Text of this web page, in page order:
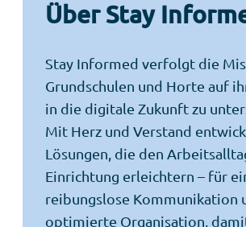
Über Stay
Stay Informed verfolgt die
Grundschulen und Horte auf
in die digitale Zukunft zu
Mit Herz und Verstand
Lösungen, die den
Einrichtung erleichtern – für
reibungslose Kommunikation
optimierte Organisation,